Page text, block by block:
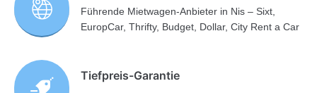
Führende Mietwagen-Anbieter in Nis – Sixt,
EuropCar, Thrifty, Budget, Dollar, City Rent a Car
Tiefpreis-Garantie